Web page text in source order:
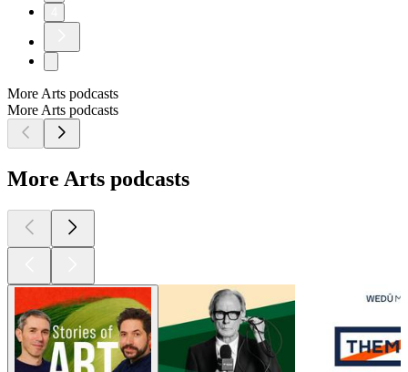
More Arts podcasts
More Arts podcasts
More Arts podcasts